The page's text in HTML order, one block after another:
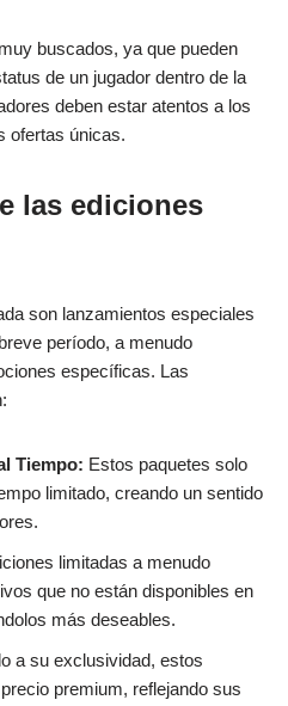
buscados, ya que pueden
de un jugador dentro de la
deben estar atentos a los
ofertas únicas.
las ediciones
son lanzamientos especiales
período, a menudo
específicas. Las
Tiempo: Estos paquetes solo
limitado, creando un sentido
limitadas a menudo
que no están disponibles en
más deseables.
a su exclusividad, estos
premium, reflejando sus